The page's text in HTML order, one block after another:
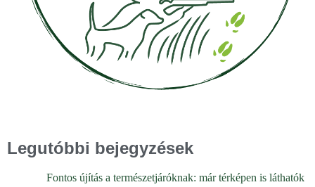
Legutóbbi bejegyzések
Fontos újítás a természetjáróknak: már térképen is láthatók